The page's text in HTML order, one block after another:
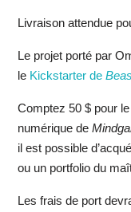
Livraison attendue
Le projet porté par
le Kickstarter de
Comptez 50 $ pour le
numérique de
il est possible
ou un portfolio du
Les frais de port